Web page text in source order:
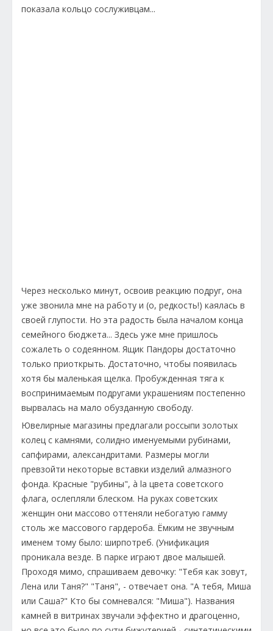
показала кольцо сослуживцам...
Через несколько минут, освоив реакцию подруг, она
уже звонила мне на работу и (о, редкость!) каялась в
своей глупости. Но эта радость была началом конца
семейного бюджета... Здесь уже мне пришлось
сожалеть о содеянном. Ящик Пандоры достаточно
только приоткрыть. Достаточно, чтобы появилась
хотя бы маленькая щелка. Пробужденная тяга к
воспринимаемым подругами украшениям постепенно
вырвалась на мало обузданную свободу.
Ювелирные магазины предлагали россыпи золотых
колец с камнями, солидно именуемыми рубинами,
сапфирами, александритами. Размеры могли
превзойти некоторые вставки изделий алмазного
фонда. Красные "рубины", à la цвета советского
флага, ослепляли блеском. На руках советских
женщин они массово оттеняли небогатую гамму
столь же массового гардероба. Ёмким не звучным
именем тому было: ширпотреб. (Унификация
проникала везде. В парке играют двое малышей.
Проходя мимо, спрашиваем девочку: "Тебя как зовут,
Лена или Таня?" "Таня", - отвечает она. "А тебя, Миша
или Саша?" Кто бы сомневался: "Миша"). Названия
камней в витринах звучали эффектно и драгоценно,